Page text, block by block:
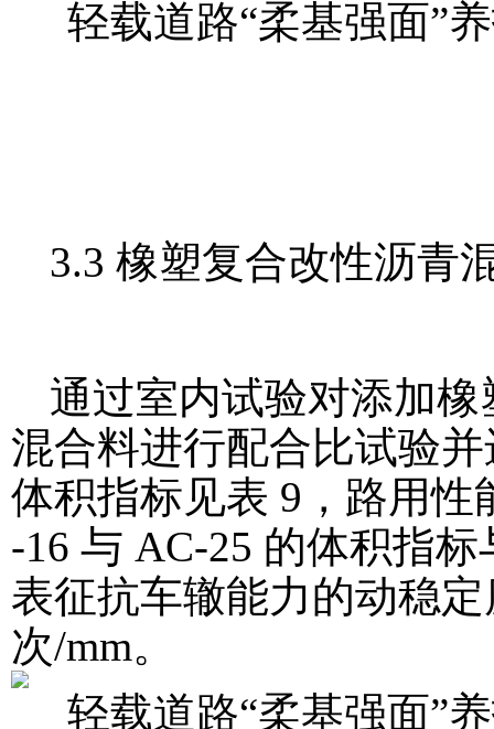
3.3 橡塑复合改性沥青
通过室内试验对添加
混合料进行配合比试验
体积指标见表 9，路用性
-16 与 AC-25 的体积指
表征抗车辙能力的动稳
次/mm。